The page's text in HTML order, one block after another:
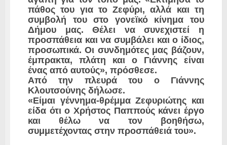
πάθος του για το Ζεφύρι, αλλά και τη
συμβολή του στο γονεϊκό κίνημα του
Δήμου μας. Θέλει να συνεχιστεί η
προσπάθεια και να συμβάλει και ο ίδιος,
προσωπικά. Οι συνδημότες μας βάζουν,
έμπρακτα, πλάτη και ο Γιάννης είναι
ένας από αυτούς», πρόσθεσε.
Από την πλευρά του ο Γιάννης
Κλουτσούνης δήλωσε.
«Είμαι γέννημα-θρέμμα Ζεφυριώτης και
είδα ότι ο Χρήστος Παππούς κάνει έργο
και θέλω να τον βοηθήσω,
συμμετέχοντας στην προσπάθειά του».